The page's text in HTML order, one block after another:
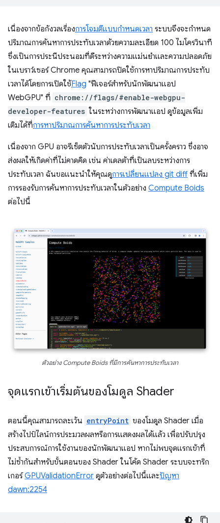
เนื่องจากข้อกังวลเรื่องการโจมตีแบบกำหนดเวลา ระบบจึงจะกำหนด
ปริมาณการค้นหาการประทับเวลาด้วยความละเอียด 100 ไมโครวินาที
ซึ่งเป็นการประนีประนอมที่ดีระหว่างความแม่นยำและความปลอดภัย
ในเบราว์เซอร์ Chrome คุณสามารถปิดใช้การหาปริมาณการประทับ
เวลาได้โดยการเปิดใช้Flag "ฟีเจอร์สำหรับนักพัฒนาแอป
WebGPU" ที่ chrome://flags/#enable-webgpu-
developer-features ในระหว่างการพัฒนาแอป ดูข้อมูลเพิ่ม
เติมได้ที่การหาปริมาณการค้นหาการประทับเวลา
เนื่องจาก GPU อาจรีเซ็ตตัวนับการประทับเวลาเป็นครั้งคราว ซึ่งอาจ
ส่งผลให้เกิดค่าที่ไม่คาดคิด เช่น ค่าเดลต้าที่เป็นลบระหว่างการ
ประทับเวลา ฉันขอแนะนำให้คุณดูการเปลี่ยนแปลง git diff ที่เพิ่ม
การรองรับการค้นหาการประทับเวลาในตัวอย่าง Compute Boids
ต่อไปนี้
ตัวอย่าง Compute Boids ที่มีการค้นหาการประทับเวลา
จุดแรกเข้าเริ่มต้นของโมดูล Shader
ตอนนี้คุณสามารถละเว้น entryPoint ของโมดูล Shader เมื่อ
สร้างไปป์ไลน์การประมวลผลหรือการแสดงผลได้แล้ว เพื่อปรับปรุง
ประสบการณ์การใช้งานของนักพัฒนาแอป หากไม่พบจุดแรกเข้าที่
ไม่ซ้ำกันสำหรับขั้นตอนของ Shader ในโค้ด Shader ระบบจะทริก
เกอร์GPUValidationError ดูตัวอย่างต่อไปนี้และปัญหา
dawn:2254